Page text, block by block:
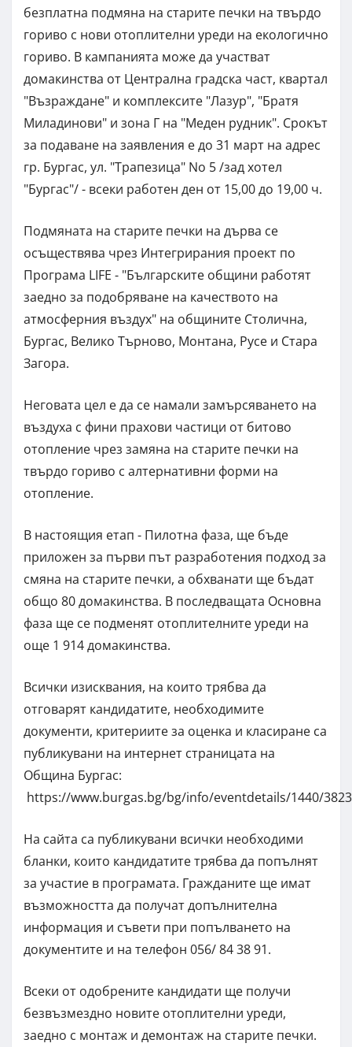
безплатна подмяна на старите печки на твърдо
гориво с нови отоплителни уреди на екологично
гориво. В кампанията може да участват
домакинства от Централна градска част, квартал
"Възраждане" и комплексите "Лазур", "Братя
Миладинови" и зона Г на "Меден рудник". Срокът
за подаване на заявления е до 31 март на адрес
гр. Бургас, ул. "Трапезица" No 5 /зад хотел
"Бургас"/ - всеки работен ден от 15,00 до 19,00 ч.
Подмяната на старите печки на дърва се
осъществява чрез Интегрирания проект по
Програма LIFE - "Българските общини работят
заедно за подобряване на качеството на
атмосферния въздух" на общините Столична,
Бургас, Велико Търново, Монтана, Русе и Стара
Загора.
Неговата цел е да се намали замърсяването на
въздуха с фини прахови частици от битово
отопление чрез замяна на старите печки на
твърдо гориво с алтернативни форми на
отопление.
В настоящия етап - Пилотна фаза, ще бъде
приложен за първи път разработения подход за
смяна на старите печки, а обхванати ще бъдат
общо 80 домакинства. В последващата Основна
фаза ще се подменят отоплителните уреди на
още 1 914 домакинства.
Всички изисквания, на които трябва да
отговарят кандидатите, необходимите
документи, критериите за оценка и класиране са
публикувани на интернет страницата на
Община Бургас:
https://www.burgas.bg/bg/info/eventdetails/1440/
На сайта са публикувани всички необходими
бланки, които кандидатите трябва да попълнят
за участие в програмата. Гражданите ще имат
възможността да получат допълнителна
информация и съвети при попълването на
документите и на телефон 056/ 84 38 91.
Всеки от одобрените кандидати ще получи
безвъзмездно новите отоплителни уреди,
заедно с монтаж и демонтаж на старите печки.